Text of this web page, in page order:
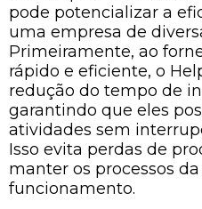
pode potencializar a
uma empresa de
Primeiramente, ao
rápido e eficiente, o
redução do tempo de
garantindo que eles
atividades sem
Isso evita perdas de
manter os processos
funcionamento.